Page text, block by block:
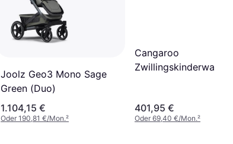
Joolz Geo3 Mono Sage
Green (Duo)
1.104,15 €
Oder 190,81 €/Mon.²
Cangaroo
Zwillingskinderwagen
401,95 €
Oder 69,40 €/Mon.²